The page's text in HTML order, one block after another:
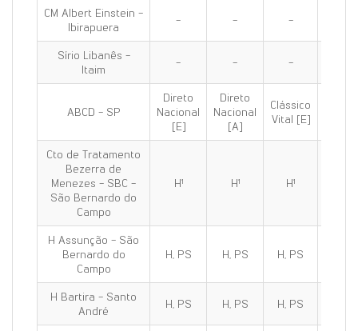
CM Albert Einstein -
Ibirapuera
- - -
Sírio Libanês -
Itaim
- - -
ABCD - SP
Direto
Nacional
[E]
Direto
Nacional
[A]
Clássico
Vital [E]
Cto de Tratamento
Bezerra de
Menezes - SBC -
São Bernardo do
Campo
H¹ H¹ H¹
H Assunção - São
Bernardo do
Campo
H, PS H, PS H, PS
H Bartira - Santo
André
H, PS H, PS H, PS